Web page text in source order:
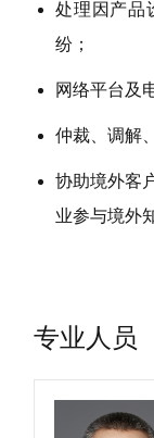
处理因产品
纷；
网络平台及
仲裁、调解
协助境外客
业参与境外
专业人员